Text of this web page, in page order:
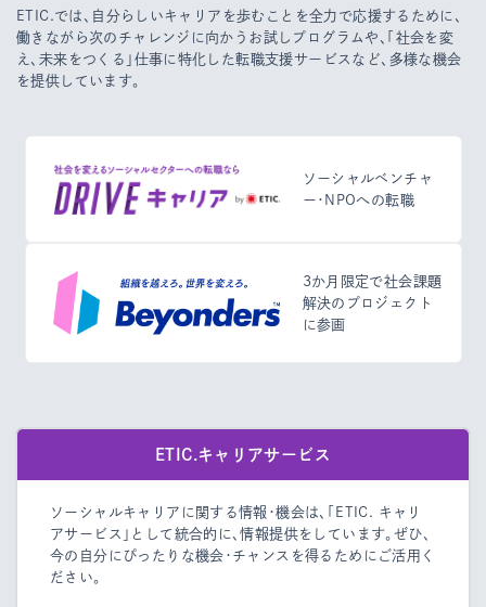
ETIC.では、自分らしいキャリアを歩むことを全力で応援するために、
働きながら次のチャレンジに向かうお試しプログラムや、
「社会を変
え、未来をつくる」仕事に特化した転職支援サービスなど、多様な機会
を提供しています。
ソーシャルベンチャ
ー・NPOへの転職
3か月限定で社会課題
解決のプロジェクト
に参画
ETIC.キャリアサービス
ソーシャルキャリアに関する情報・機会は、「ETIC. キャリ
アサービス」として統合的に、情報提供をしています。 ぜひ、
今の自分にぴったりな機会・チャンスを得るためにご活用く
ださい。